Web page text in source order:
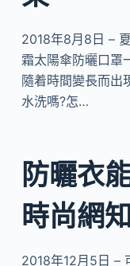
2018年8月8日 –
霜太陽傘防曬口罩
隨着時間變長而出
水洗嗎?怎…
防曬衣
時尚網
2018年12月5日 –